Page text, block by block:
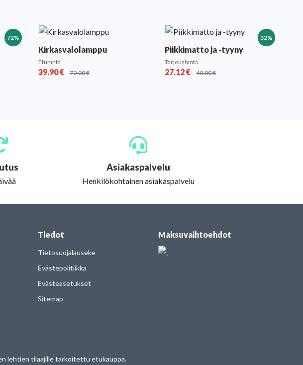
72%
Kirkasvalolamppu
Etuhinta
39.90€ 70.00€
32%
Piikkimatto ja -tyyny
Tarjoushinta
27.12€ 40.00€
Asiakaspalvelu
Henkilökohtainen asiakaspalvelu
Tiedot
Tietosuojalauseke
Evästepolitiikka
Evästeasetukset
Sitemap
Maksuvaihtoehdot
lehtien tilaajille tarkoitettu etukauppa.